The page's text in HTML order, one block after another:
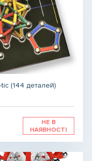
(144 деталей)
НЕ В
НАЯВНОСТІ